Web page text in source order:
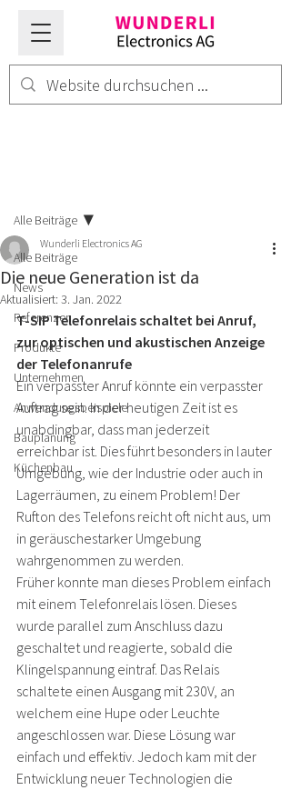
Alle Beiträge
News
Referenzen
Produkte
Unternehmen
Anwendungsbeispiele
Bauplanung
Küchenbau
Alle Beiträge
Die neue Generation ist da
Wunderli Electronics AG
Aktualisiert: 3. Jan. 2022
T-SIP Telefonrelais schaltet bei Anruf,
zur optischen und akustischen Anzeige
der Telefonanrufe
Ein verpasster Anruf könnte ein verpasster
Auftrag sein. In der heutigen Zeit ist es
unabdingbar, dass man jederzeit
erreichbar ist. Dies führt besonders in lauter
Umgebung, wie der Industrie oder auch in
Lagerräumen, zu einem Problem! Der
Rufton des Telefons reicht oft nicht aus, um
in geräuschestarker Umgebung
wahrgenommen zu werden.
Früher konnte man dieses Problem einfach
mit einem Telefonrelais lösen. Dieses
wurde parallel zum Anschluss dazu
geschaltet und reagierte, sobald die
Klingelspannung eintraf. Das Relais
schaltete einen Ausgang mit 230V, an
welchem eine Hupe oder Leuchte
angeschlossen war. Diese Lösung war
einfach und effektiv. Jedoch kam mit der
Entwicklung neuer Technologien die